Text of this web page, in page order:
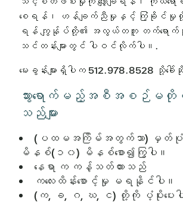
စေရန်၊ ဟန်ချက်ညီမှုနှင့် ကြံ့ခိုင်မှု
ရန် ကျွန်ုပ်တို့၏ အလွယ်တကူ တက်ရောက်နိုင်
သင်တန်းများတွင် ပါဝင်လိုက်ပါ။.
မေးခွန်းများရှိပါက 512.978.8528 သို့ခေါ်
သွားရောက်မည့်အစီအစဉ်မ
သည်များ
(ပထမအကြိမ်အတွက်သာ) မှတ်
မိနစ်(၁၀) မိနစ်စော၍ကြွပါ။
နေရာ က ကန့်သတ်ထားသည်
ကလေးထိန်းစောင့်မှု မရနိုင်ပါ။
(က, ခ, ဂ, ဃ, င) တို့ကို ပံ့ပိုးပေး